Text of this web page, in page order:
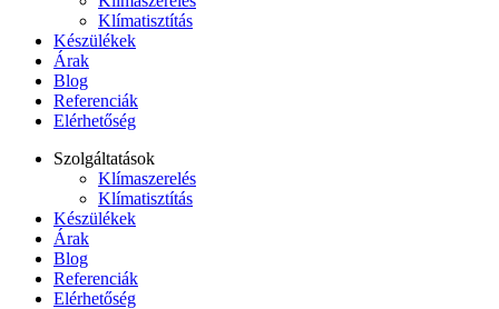
Klímatisztítás
Készülékek
Árak
Blog
Referenciák
Elérhetőség
Szolgáltatások
Klímaszerelés
Klímatisztítás
Készülékek
Árak
Blog
Referenciák
Elérhetőség